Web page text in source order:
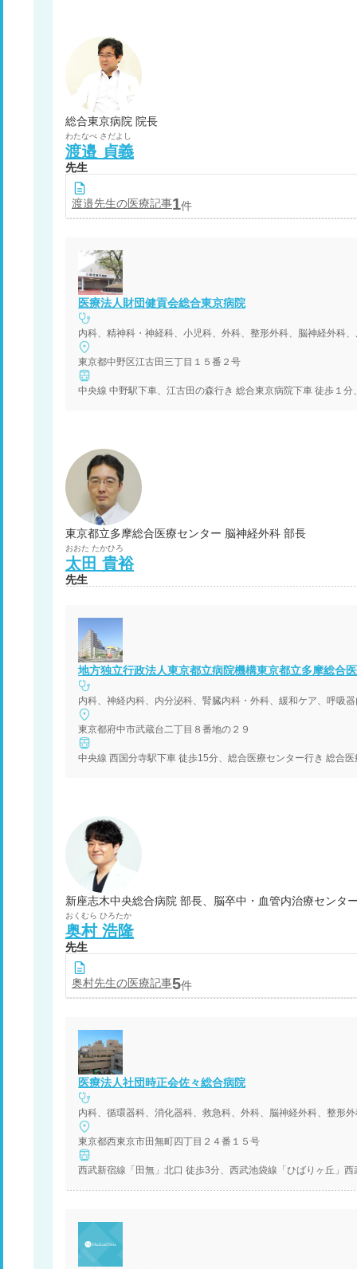
総合東京病院 院長
わたなべ さだよし
渡邉 貞義
先生
渡邉先生の医療記事1件
医療法人財団健貢会総合東京病院
東京都中野区江古田三丁目１５番２号
東京都立多摩総合医療センター 脳神経外科 部長
おおた たかひろ
太田 貴裕
先生
地方独立行政法人東京都立病院機構東京都立多摩総合
東京都府中市武蔵台二丁目８番地の２９
おくむら ひろたか
奥村 浩隆
先生
奥村先生の医療記事5件
医療法人社団時正会佐々総合病院
東京都西東京市田無町四丁目２４番１５号